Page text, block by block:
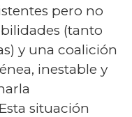
pero no
(tanto
y una coalición
inestable y
situación